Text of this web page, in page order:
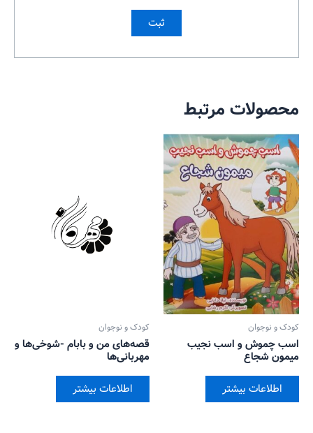
محصولات مرتبط
کودک و نوجوان
اسب چموش و اسب نجیب
میمون شجاع
اطلاعات بیشتر
کودک و نوجوان
قصه‌های من و بابام -شوخی‌ها و
مهربانی‌ها
اطلاعات بیشتر